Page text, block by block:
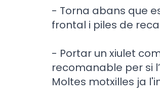
- Torna abans que
frontal i piles de
- Portar un xiulet
recomanable per si
Moltes motxilles ja